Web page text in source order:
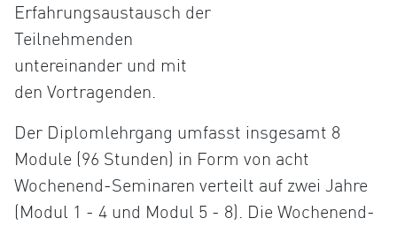
Erfahrungsaustausch der
Teilnehmenden
untereinander und mit
den Vortragenden.
Der Diplomlehrgang umfasst insgesamt 8
Module (96 Stunden) in Form von acht
Wochenend-Seminaren verteilt auf zwei Jahre
(Modul 1 - 4 und Modul 5 - 8). Die Wochenend-